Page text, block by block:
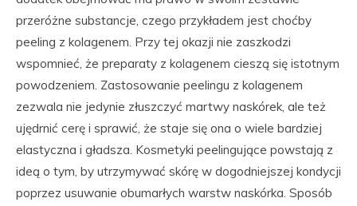
przeróżne substancje, czego przykładem jest choćby
peeling z kolagenem. Przy tej okazji nie zaszkodzi
wspomnieć, że preparaty z kolagenem cieszą się istotnym
powodzeniem. Zastosowanie peelingu z kolagenem
zezwala nie jedynie złuszczyć martwy naskórek, ale też
ujędrnić cerę i sprawić, że staje się ona o wiele bardziej
elastyczna i gładsza. Kosmetyki peelingujące powstają z
ideą o tym, by utrzymywać skórę w dogodniejszej kondycji
poprzez usuwanie obumarłych warstw naskórka. Sposób